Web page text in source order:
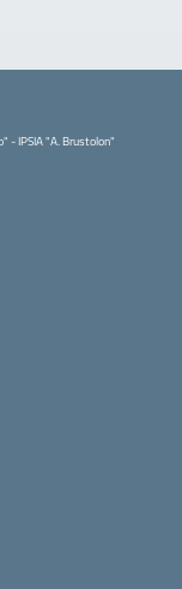
- IPSIA "A. Brustolon"